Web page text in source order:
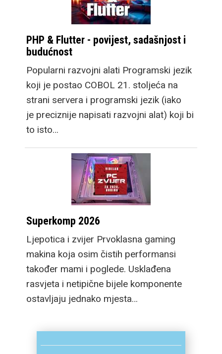
PHP & Flutter - povijest, sadašnjost i
budućnost
Popularni razvojni alati Programski jezik
koji je postao COBOL 21. stoljeća na
strani servera i programski jezik (iako
je preciznije napisati razvojni alat) koji bi
to isto…
Superkomp 2026
Ljepotica i zvijer Prvoklasna gaming
makina koja osim čistih performansi
također mami i poglede. Usklađena
rasvjeta i netipične bijele komponente
ostavljaju jednako mjesta…